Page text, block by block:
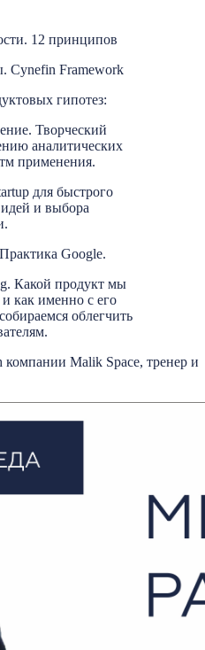
12 принципов
Cynefin Framework
гипотез:
Творческий
аналитических
применения.
для быстрого
и выбора
Google.
Какой продукт мы
и как именно с его
облегчить
компании Malik Space, тренер и